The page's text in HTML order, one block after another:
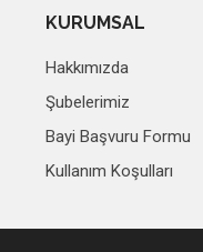
KURUMSAL
Hakkımızda
Şubelerimiz
Bayi Başvuru Formu
Kullanım Koşulları